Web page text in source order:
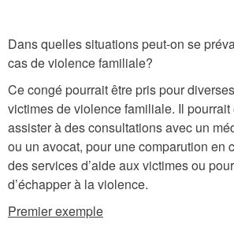
Dans quelles situations peut-on se
cas de violence familiale?
Ce congé pourrait être pris pour
victimes de violence familiale. Il
assister à des consultations avec un
ou un avocat, pour une comparution en
des services d’aide aux victimes ou
d’échapper à la violence.
Premier exemple